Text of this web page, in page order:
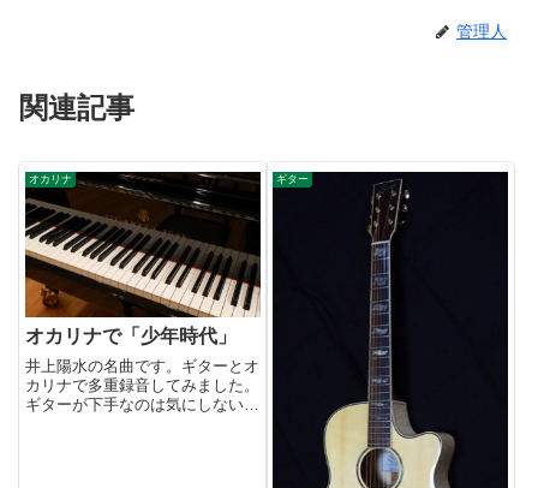
管理人
関連記事
オカリナ
オカリナで「少年時代」
井上陽水の名曲です。ギターとオ
カリナで多重録音してみました。
ギターが下手なのは気にしないで
ギター